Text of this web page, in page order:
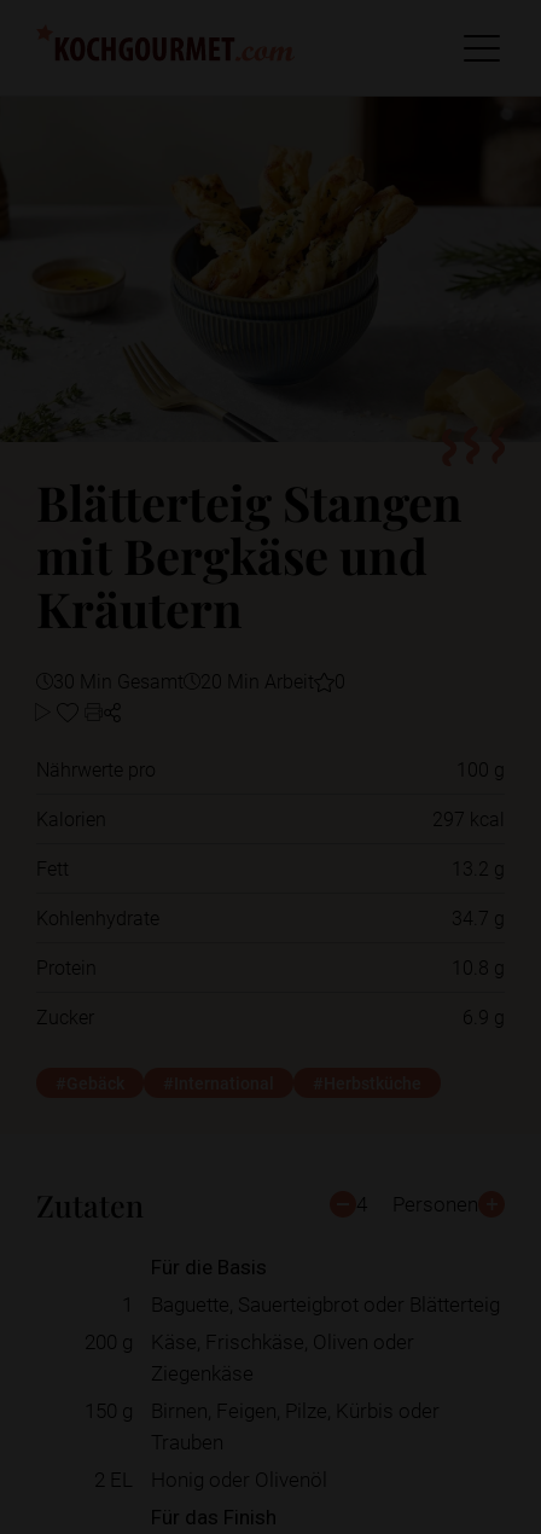
Blätterteig Stangen
mit Bergkäse und
Kräutern
30 Min Gesamt 20 Min Arbeit 0
Nährwerte pro
100 g
Kalorien
297 kcal
Fett
13.2 g
Kohlenhydrate
34.7 g
Protein
10.8 g
Zucker
6.9 g
Zutaten 4 Personen
Für die Basis
1
Baguette, Sauerteigbrot oder Blätterteig
200 g
Käse, Frischkäse, Oliven oder
Ziegenkäse
150 g
Birnen, Feigen, Pilze, Kürbis oder
Trauben
2 EL Honig oder Olivenöl
Für das Finish